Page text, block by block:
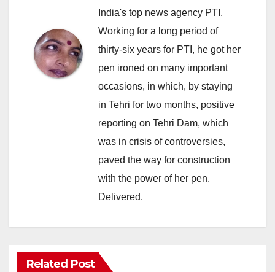
India's top news agency PTI.
Working for a long period of
thirty-six years for PTI, he got her
pen ironed on many important
occasions, in which, by staying
in Tehri for two months, positive
reporting on Tehri Dam, which
was in crisis of controversies,
paved the way for construction
with the power of her pen.
Delivered.
Related Post